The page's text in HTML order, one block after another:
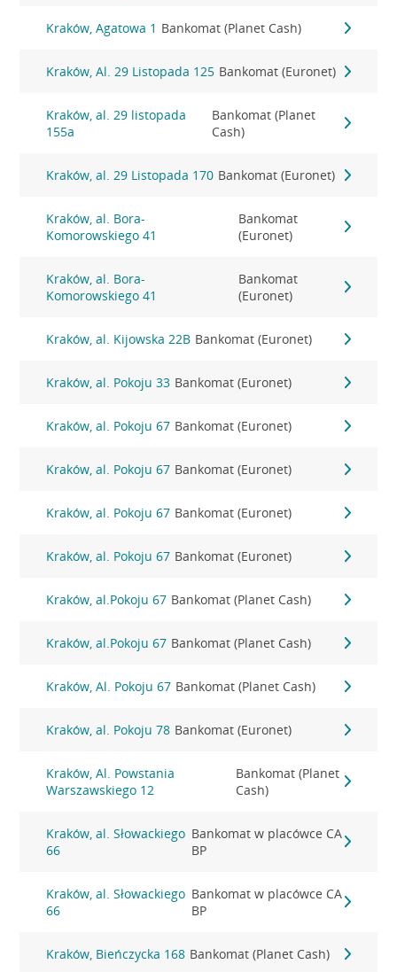
Kraków, Agatowa 1 Bankomat (Planet Cash)
Kraków, Al. 29 Listopada 125 Bankomat (Euronet)
Kraków, al. 29 listopada
155a
Bankomat (Planet
Cash)
Kraków, al. 29 Listopada 170 Bankomat (Euronet)
Kraków, al. Bora-
Komorowskiego 41
Bankomat
(Euronet)
Kraków, al. Bora-
Komorowskiego 41
Bankomat
(Euronet)
Kraków, al. Kijowska 22B Bankomat (Euronet)
Kraków, al. Pokoju 33 Bankomat (Euronet)
Kraków, al. Pokoju 67 Bankomat (Euronet)
Kraków, al. Pokoju 67 Bankomat (Euronet)
Kraków, al. Pokoju 67 Bankomat (Euronet)
Kraków, al. Pokoju 67 Bankomat (Euronet)
Kraków, al.Pokoju 67 Bankomat (Planet Cash)
Kraków, al.Pokoju 67 Bankomat (Planet Cash)
Kraków, Al. Pokoju 67 Bankomat (Planet Cash)
Kraków, al. Pokoju 78 Bankomat (Euronet)
Kraków, Al. Powstania
Warszawskiego 12
Bankomat (Planet
Cash)
Kraków, al. Słowackiego
66
Bankomat w placówce CA
BP
Kraków, al. Słowackiego
66
Bankomat w placówce CA
BP
Kraków, Bieńczycka 168 Bankomat (Planet Cash)